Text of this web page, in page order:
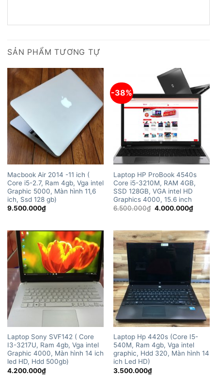
SẢN PHẨM TƯƠNG TỰ
Macbook Air 2014 -11 ich (
Core i5-2.7, Ram 4gb, Vga intel
Graphic 5000, Màn hình 11,6
ich, Ssd 128 gb)
9.500.000₫
-38%
Laptop HP ProBook 4540s
Core i5-3210M, RAM 4GB,
SSD 128GB, VGA intel HD
Graphics 4000, 15.6 inch
6.500.000₫ Giá
4.000.000₫Giá
hiện
Laptop Sony SVF142 ( Core
I3-3217U, Ram 4gb, Vga intel
Graphic 4000, Màn hình 14 ich
led HD, Hdd 500gb)
4.200.000₫
Laptop Hp 4420s (Core I5-
540M, Ram 4gb, Vga intel
graphic, Hdd 320, Màn hình 14
ich Led HD)
3.500.000₫